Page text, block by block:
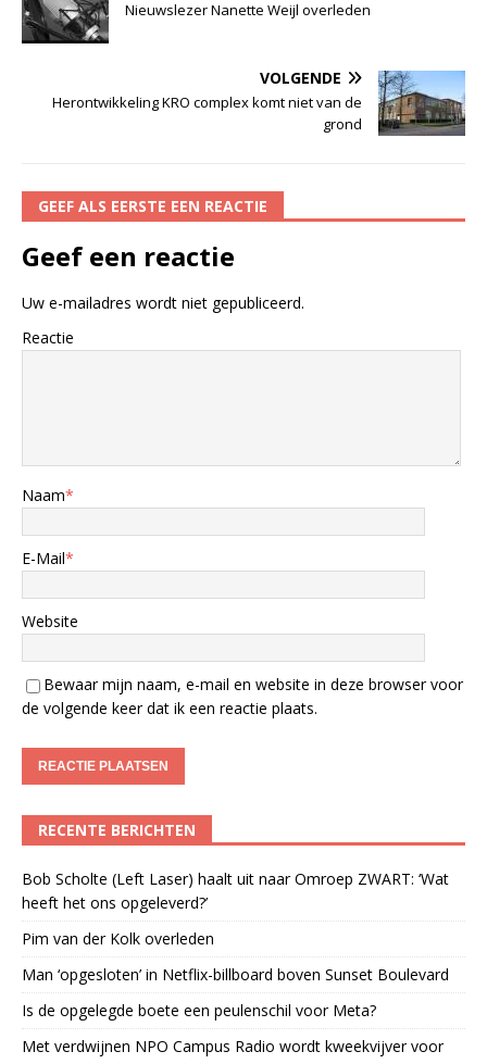
Nieuwslezer Nanette Weijl overleden
VOLGENDE
Herontwikkeling KRO complex komt niet van de
grond
GEEF ALS EERSTE EEN REACTIE
Geef een reactie
Uw e-mailadres wordt niet gepubliceerd.
Reactie
Naam*
E-Mail*
Website
Bewaar mijn naam, e-mail en website in deze browser voor
de volgende keer dat ik een reactie plaats.
RECENTE BERICHTEN
Bob Scholte (Left Laser) haalt uit naar Omroep ZWART: ‘Wat
heeft het ons opgeleverd?’
Pim van der Kolk overleden
Man ‘opgesloten’ in Netflix-billboard boven Sunset Boulevard
Is de opgelegde boete een peulenschil voor Meta?
Met verdwijnen NPO Campus Radio wordt kweekvijver voor